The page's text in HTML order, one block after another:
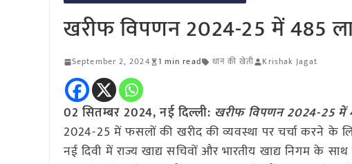
खरीफ विपणन 2024-25 में 485
September 2, 2024 1 min read धान की खेती Krishak Jagat
02 सितम्बर 2024, नई दिल्ली: खरीफ विपणन 2024-25 में
2024-25 में फसलों की खरीद की व्यवस्था पर चर्चा करने के
नई दिवी में राज्य खाद्य सचिवों और भारतीय खाद्य निगम के